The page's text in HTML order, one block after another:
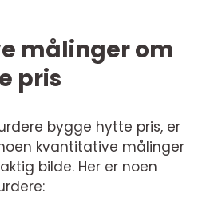
målinger om
pris
bygge hytte pris, er
kvantitative målinger
bilde. Her er noen